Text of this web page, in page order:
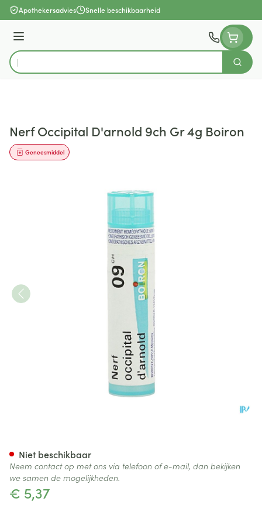
Ga naar de inhoud
Apothekersadvies Snelle beschikbaarheid
Menu
Product, merk, categorie...
Zoek
Nerf Occipital D'arnold 9ch Gr 4g Boiron
Geneesmiddel
€ 5,37
Niet beschikbaar
Neem contact op met ons via telefoon of e-mail, dan bekijken
we samen de mogelijkheden.